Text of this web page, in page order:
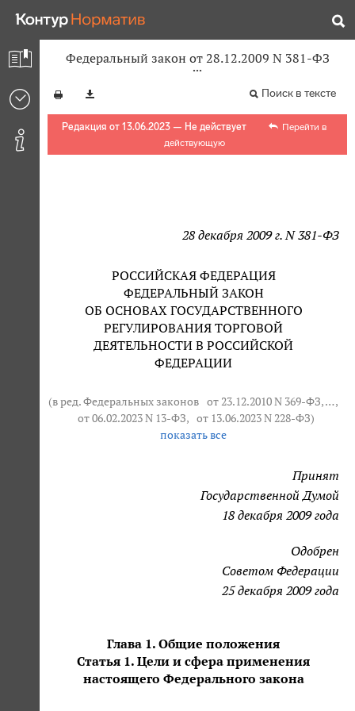
Федеральный закон от 28.12.2009 N 381-ФЗ
Поиск в тексте
Редакция от 13.06.2023 — Не действует
Перейти в
действующую
28 декабря 2009 г. N 381-ФЗ
РОССИЙСКАЯ ФЕДЕРАЦИЯ
ФЕДЕРАЛЬНЫЙ ЗАКОН
ОБ ОСНОВАХ ГОСУДАРСТВЕННОГО
РЕГУЛИРОВАНИЯ ТОРГОВОЙ
ДЕЯТЕЛЬНОСТИ В РОССИЙСКОЙ
ФЕДЕРАЦИИ
(в ред. Федеральных законов от 23.12.2010 N 369-ФЗ, … ,
от 06.02.2023 N 13-ФЗ, от 13.06.2023 N 228-ФЗ)
показать все
Принят
Государственной Думой
18 декабря 2009 года
Одобрен
Советом Федерации
25 декабря 2009 года
Глава 1. Общие положения
Статья 1. Цели и сфера применения
настоящего Федерального закона